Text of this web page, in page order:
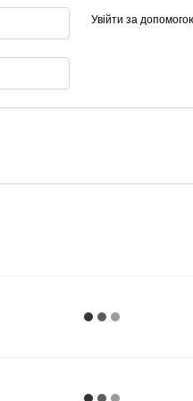
Увійти за